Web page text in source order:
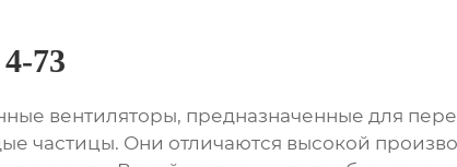
73
вентиляторы, предназначенные для
частицы. Они отличаются высокой